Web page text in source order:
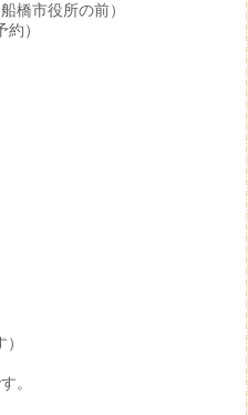
橋市役所の前）
）
。